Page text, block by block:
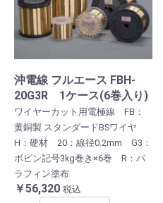
沖電線 フルエース FBH-
20G3R 1ケース(6巻入り)
ワイヤーカット用電極線 FB：
黄銅製 スタンダードBSワイヤ
H：硬材 20：線径0.2mm G3：
ボビン記号3kg巻き×6巻 R：パ
ラフィン塗布
￥56,320 税込